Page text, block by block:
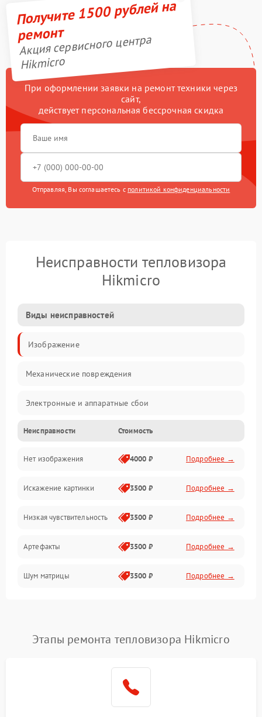
Получите 1500 рублей на
ремонт
Акция сервисного центра
Hikmicro
При оформлении заявки на ремонт техники через
сайт,
действует персональная бессрочная скидка
Отправляя, Вы соглашаетесь с политикой конфиденциальности
Неисправности тепловизора
Hikmicro
Виды неисправностей
Изображение
Механические повреждения
Электронные и аппаратные сбои
Неисправности сенсора и оптики
Программные ошибки
Электропитание
Измерения
Матрица
Проблемы питания
Сбои коммуникаций и интерфейсов
Неисправности Стоимость
Нет изображения 4000 ₽ Подробнее →
Искажение картинки 3500 ₽ Подробнее →
Низкая чувствительность 3500 ₽ Подробнее →
Артефакты 3500 ₽ Подробнее →
Шум матрицы 3500 ₽ Подробнее →
Этапы ремонта тепловизора Hikmicro